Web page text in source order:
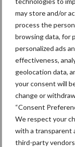
may store and/or
process the
browsing data, for
personalized ads
effectiveness,
geolocation data,
your consent will
change or
“Consent
We respect your
with a transparent
third-party